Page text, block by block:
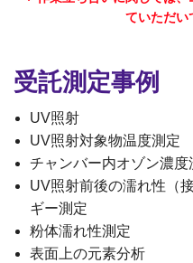
ていただい
受託測定事例
UV照射
UV照射対象物温度測定
チャンバー内オゾン濃度
UV照射前後の濡れ性（
ギー測定
粉体濡れ性測定
表面上の元素分析